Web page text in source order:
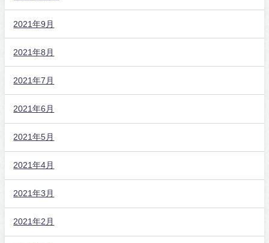
2021年9月
2021年8月
2021年7月
2021年6月
2021年5月
2021年4月
2021年3月
2021年2月